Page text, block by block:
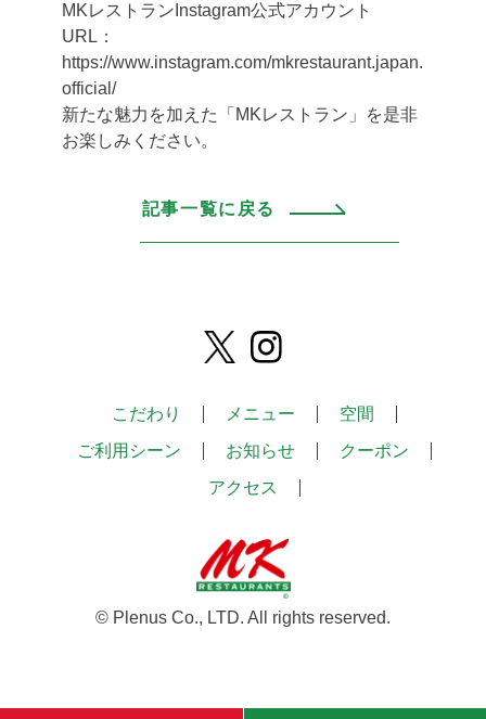
MKレストランInstagram公式アカウント
URL：
https://www.instagram.com/mkrestaurant.japan.
official/
新たな魅力を加えた「MKレストラン」を是非
お楽しみください。
記事一覧に戻る
こだわり メニュー
空間
ご利用シーン
お知らせ
クーポン
アクセス
© Plenus Co., LTD. All rights reserved.